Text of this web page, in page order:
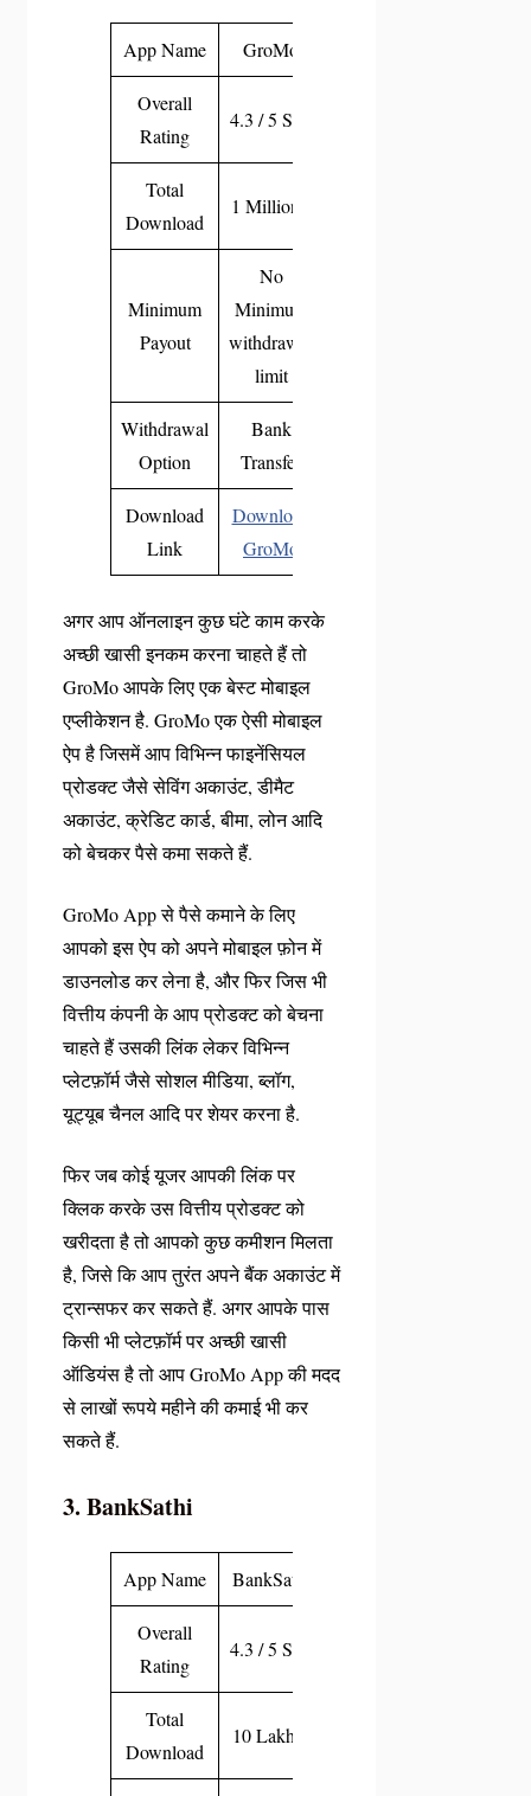
App Name GroMo
Overall
Rating
4.3 / 5 Star
Total
Download
1 Million+
Minimum
Payout
No
Minimum
withdrawal
limit
Withdrawal
Option
Bank
Transfer
Download
Link
Download
GroMo
अगर आप ऑनलाइन कुछ घंटे काम करके
अच्छी खासी इनकम करना चाहते हैं तो
GroMo आपके लिए एक बेस्ट मोबाइल
एप्लीकेशन है. GroMo एक ऐसी मोबाइल
ऐप है जिसमें आप विभिन्न फाइनेंसियल
प्रोडक्ट जैसे सेविंग अकाउंट, डीमैट
अकाउंट, क्रेडिट कार्ड, बीमा, लोन आदि
को बेचकर पैसे कमा सकते हैं.
GroMo App से पैसे कमाने के लिए
आपको इस ऐप को अपने मोबाइल फ़ोन में
डाउनलोड कर लेना है, और फिर जिस भी
वित्तीय कंपनी के आप प्रोडक्ट को बेचना
चाहते हैं उसकी लिंक लेकर विभिन्न
प्लेटफ़ॉर्म जैसे सोशल मीडिया, ब्लॉग,
यूट्यूब चैनल आदि पर शेयर करना है.
फिर जब कोई यूजर आपकी लिंक पर
क्लिक करके उस वित्तीय प्रोडक्ट को
खरीदता है तो आपको कुछ कमीशन मिलता
है, जिसे कि आप तुरंत अपने बैंक अकाउंट में
ट्रान्सफर कर सकते हैं. अगर आपके पास
किसी भी प्लेटफ़ॉर्म पर अच्छी खासी
ऑडियंस है तो आप GroMo App की मदद
से लाखों रूपये महीने की कमाई भी कर
सकते हैं.
3. BankSathi
App Name BankSathi
Overall
Rating
4.3 / 5 Star
Total
Download
10 Lakh +